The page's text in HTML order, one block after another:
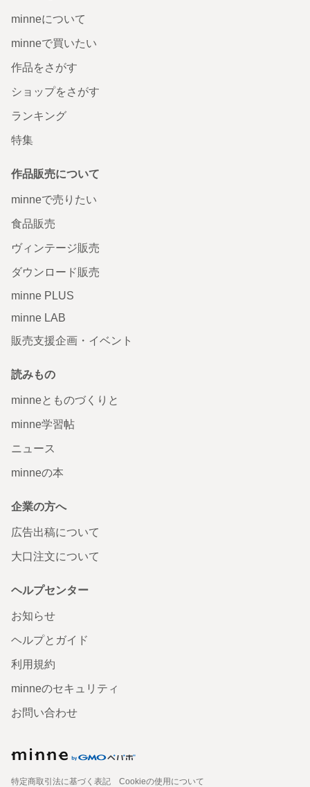
minneについて
minneで買いたい
作品をさがす
ショップをさがす
ランキング
特集
作品販売について
minneで売りたい
食品販売
ヴィンテージ販売
ダウンロード販売
minne PLUS
minne LAB
販売支援企画・イベント
読みもの
minneとものづくりと
minne学習帖
ニュース
minneの本
企業の方へ
広告出稿について
大口注文について
ヘルプセンター
お知らせ
ヘルプとガイド
利用規約
minneのセキュリティ
お問い合わせ
特定商取引法に基づく表記
Cookieの使用について